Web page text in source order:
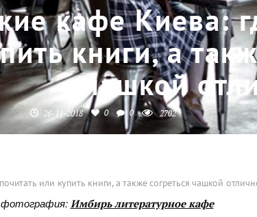
кафе Киева:
книги, а
чашкой
26-11-2018 0 0 2702
или купить книги, а также согреться чашкой
фотография: Имбирь литературное кафе